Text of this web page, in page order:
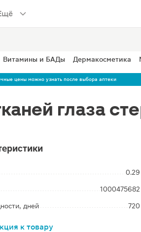
Витамины и БАДы Дермакосметика
цены можно узнать после выбора аптеки
глаза
0.29
1000475682
дней 720
к товару